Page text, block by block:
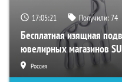
17:05:20 Получили:74
Бесплатная изящная
ювелирных магазинов
Россия